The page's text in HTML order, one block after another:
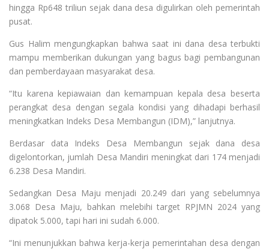
hingga Rp648 triliun sejak dana desa digulirkan oleh pemerintah
pusat.
Gus Halim mengungkapkan bahwa saat ini dana desa terbukti
mampu memberikan dukungan yang bagus bagi pembangunan
dan pemberdayaan masyarakat desa.
“Itu karena kepiawaian dan kemampuan kepala desa beserta
perangkat desa dengan segala kondisi yang dihadapi berhasil
meningkatkan Indeks Desa Membangun (IDM),” lanjutnya.
Berdasar data Indeks Desa Membangun sejak dana desa
digelontorkan, jumlah Desa Mandiri meningkat dari 174 menjadi
6.238 Desa Mandiri.
Sedangkan Desa Maju menjadi 20.249 dari yang sebelumnya
3.068 Desa Maju, bahkan melebihi target RPJMN 2024 yang
dipatok 5.000, tapi hari ini sudah 6.000.
“Ini menunjukkan bahwa kerja-kerja pemerintahan desa dengan